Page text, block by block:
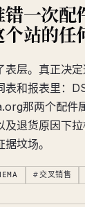
一次配
站的任
表层。真正决
表和报表里：
那两个配件
及退货原因下
坟场。
交叉销售